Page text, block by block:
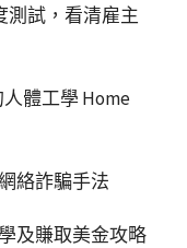
測試，看清雇主
體工學 Home
絡詐騙手法
及賺取美金攻略